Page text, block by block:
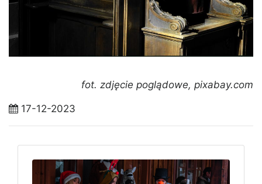
fot. zdjęcie poglądowe, pixabay.com
17-12-2023